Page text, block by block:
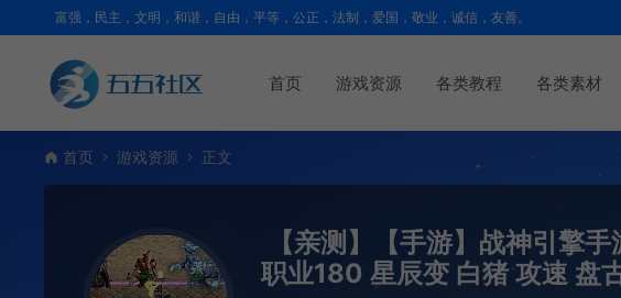
富强，民主，文明，和谐，自由，平等，公正，法制，爱国，敬业，诚信，友善。
首页 游戏资源 各类教程 各类素材
首页 游戏资源 正文
【亲测】【手游】战神引擎
职业180 星辰变 白猪 攻速 盘